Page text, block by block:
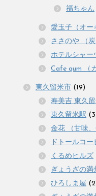
福ちゃん
愛玉子（オー
ささのや （
ホテルシャー
Cafe qum （
東久留米市 (19)
寿美吉 東久
東久留米駅
金花 （甘味、
ドトールコ
くるめヒルズ
ぎょうざの満
ひろしま屋